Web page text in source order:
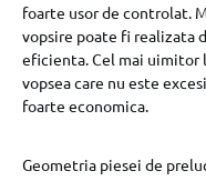
foarte usor de controlat.
vopsire poate fi realizata
eficienta. Cel mai
vopsea care nu este
foarte economica.
Geometria piesei de